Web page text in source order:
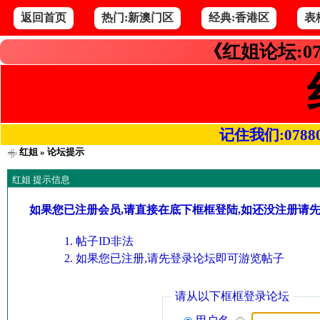
返回首页 热门:新澳门区 经典:香港区 表
《红姐论坛
记住我们
红姐» 论坛提示
红姐 提示信息
如果您已注册会员,请直接在底下框框登陆,如还没注册请
帖子ID非法
如果您已注册,请先登录论坛即可游览帖子
请从以下框框登录论坛